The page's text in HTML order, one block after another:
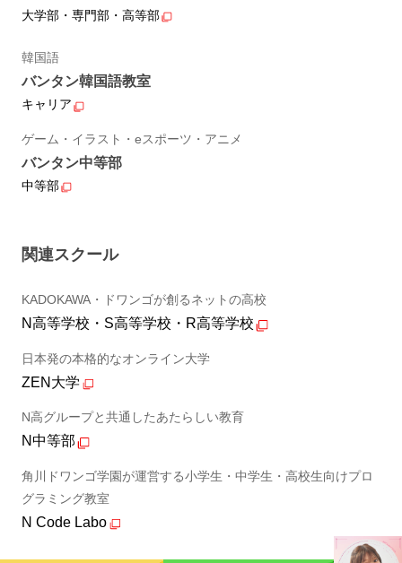
大学部・専門部・高等部
韓国語
バンタン韓国語教室
キャリア
ゲーム・イラスト・eスポーツ・アニメ
バンタン中等部
中等部
関連スクール
KADOKAWA・ドワンゴが創るネットの高校
N高等学校・S高等学校・R高等学校
日本発の本格的なオンライン大学
ZEN大学
N高グループと共通したあたらしい教育
N中等部
角川ドワンゴ学園が運営する小学生・中学生・高校生向けプロ
グラミング教室
N Code Labo